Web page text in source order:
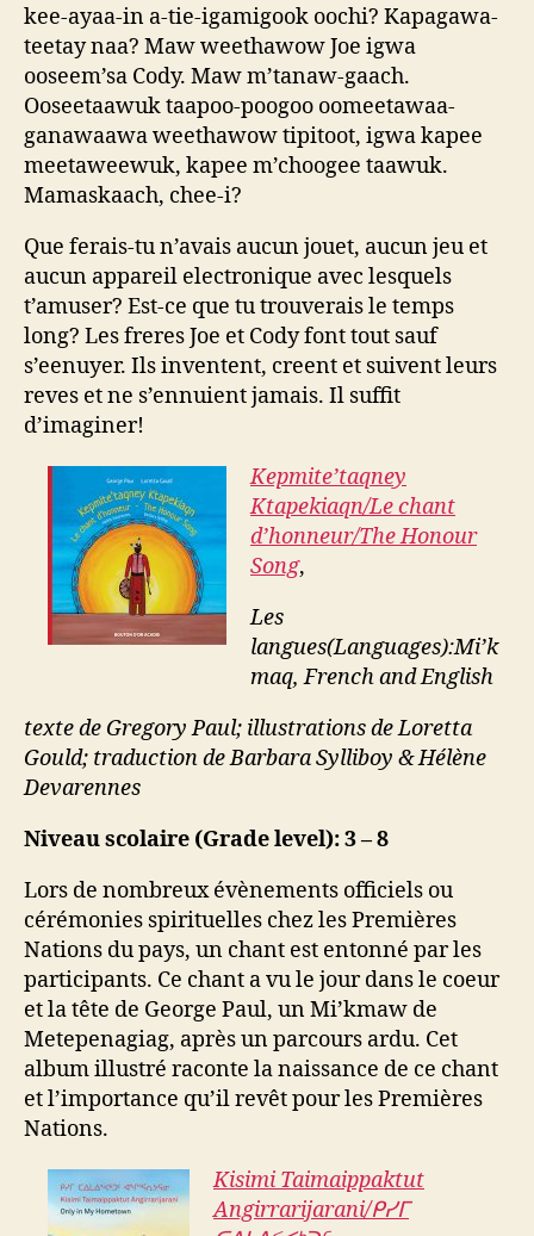
kee-ayaa-in a-tie-igamigook oochi? Kapagawa-
teetay naa? Maw weethawow Joe igwa
ooseem’sa Cody. Maw m’tanaw-gaach.
Ooseetaawuk taapoo-poogoo oomeetawaa-
ganawaawa weethawow tipitoot, igwa kapee
meetaweewuk, kapee m’choogee taawuk.
Mamaskaach, chee-i?
Que ferais-tu n’avais aucun jouet, aucun jeu et
aucun appareil electronique avec lesquels
t’amuser? Est-ce que tu trouverais le temps
long? Les freres Joe et Cody font tout sauf
s’eenuyer. Ils inventent, creent et suivent leurs
reves et ne s’ennuient jamais. Il suffit
d’imaginer!
Kepmite’taqney
Ktapekiaqn/Le chant
d’honneur/The Honour
Song,
Les
langues(Languages):Mi’k
maq, Frenchand English
texte de Gregory Paul; illustrations de Loretta
Gould; traduction de Barbara Sylliboy & Hélène
Devarennes
Niveau scolaire (Grade level): 3 – 8
Lors de nombreux évènements officiels ou
cérémonies spirituelles chez les Premières
Nations du pays, un chant est entonné par les
participants. Ce chant a vu le jour dans le coeur
et la tête de George Paul, un Mi’kmaw de
Metepenagiag, après un parcours ardu. Cet
album illustré raconte la naissance de ce chant
et l’importance qu’il revêt pour les Premières
Nations.
Kisimi Taimaippaktut
Angirrarijarani/ᑭᓯᒥ